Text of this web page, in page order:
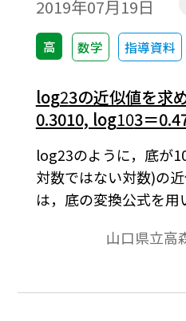
2019年07月19日
高 数学 指導資料
log23の近似値を求
0.3010, log103＝
log23のように，底が
対数ではない対数)の
は，底の変換公式を用
直し，log102＝
が一般的であろう。こ
山口県立